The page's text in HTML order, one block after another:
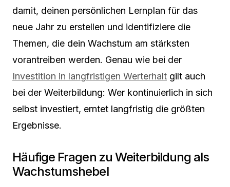
damit, deinen persönlichen Lernplan für das
neue Jahr zu erstellen und identifiziere die
Themen, die dein Wachstum am stärksten
vorantreiben werden. Genau wie bei der
Investition in langfristigen Werterhalt gilt auch
bei der Weiterbildung: Wer kontinuierlich in sich
selbst investiert, erntet langfristig die größten
Ergebnisse.
Häufige Fragen zu Weiterbildung als
Wachstumshebel